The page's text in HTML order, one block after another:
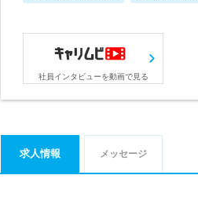
社員インタビューを動画で見る
求人情報 メッセージ